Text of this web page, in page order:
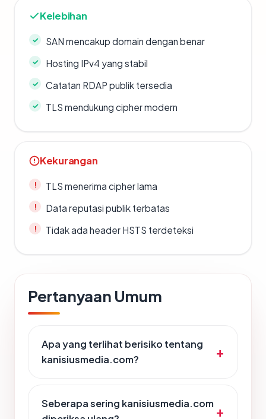
Kelebihan
SAN mencakup domain dengan benar
Hosting IPv4 yang stabil
Catatan RDAP publik tersedia
TLS mendukung cipher modern
Kekurangan
TLS menerima cipher lama
Data reputasi publik terbatas
Tidak ada header HSTS terdeteksi
Pertanyaan Umum
Apa yang terlihat berisiko tentang
kanisiusmedia.com?
Seberapa sering kanisiusmedia.com